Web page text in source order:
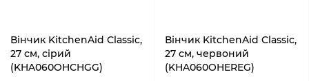
Вінчик KitchenAid Classic,
27 см, сірий
(KHA060OHCHGG)
Вінчик KitchenAid Classic,
27 см, червоний
(KHA060OHEREG)